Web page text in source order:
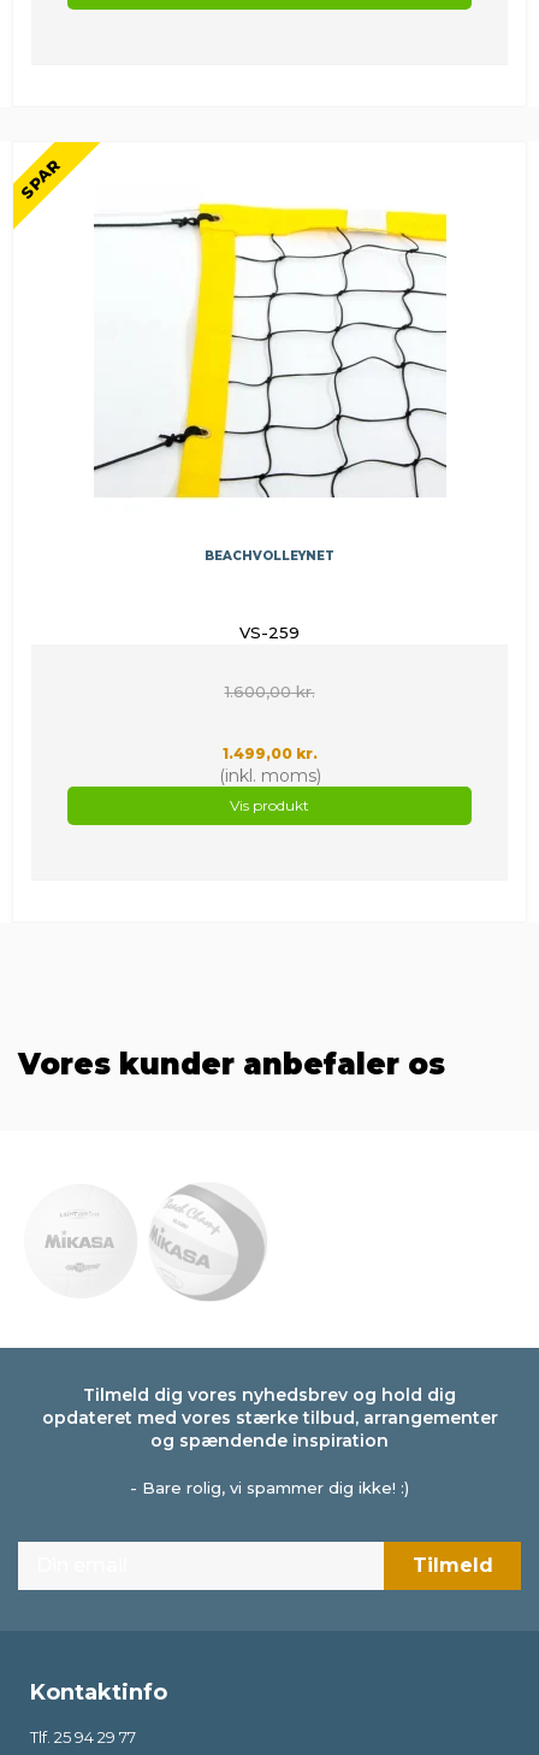
SPAR
BEACHVOLLEYNET
VS-259
1.600,00 kr.
1.499,00 kr.
(inkl. moms)
Vis produkt
Vores kunder anbefaler os
Tilmeld dig vores nyhedsbrev og hold dig
opdateret med vores stærke tilbud, arrangementer
og spændende inspiration
- Bare rolig, vi spammer dig ikke! :)
Kontaktinfo
Tlf. 25 94 29 77